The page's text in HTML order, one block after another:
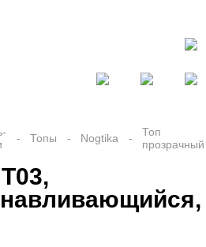
Топы Nogtika
Топ
прозрачный